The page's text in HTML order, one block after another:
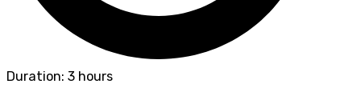
Duration: 3 hours